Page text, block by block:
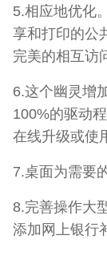
5.相应地优化
享和打印的公
完美的相互访
6.这个幽灵增
100%的驱动
在线升级或使
7.桌面为需要
8.完善操作大
添加网上银行